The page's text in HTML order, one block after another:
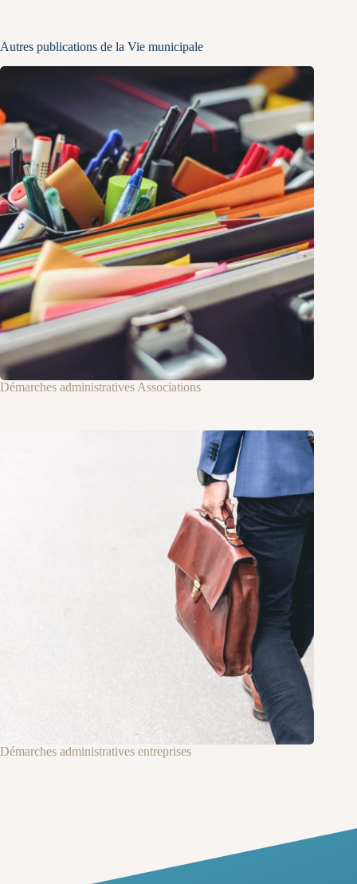
Autres publications de la Vie municipale
Démarches administratives Associations
Démarches administratives entreprises